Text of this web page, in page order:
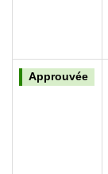
Approuvée